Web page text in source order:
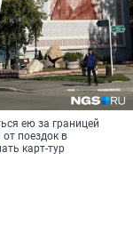
ею за границей
поездок в
карт-тур